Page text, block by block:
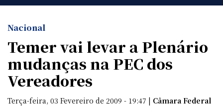
Nacional
Temer vai levar a Plenário
mudanças na PEC dos
Vereadores
Terça-feira, 03 Fevereiro de 2009 - 19:47 | Câmara Federal